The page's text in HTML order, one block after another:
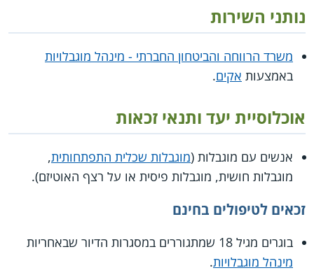
נותני השירות
משרד הרווחה והביטחון החברתי - מינהל מוגבלויות
באמצעות אקים.
אוכלוסיית יעד ותנאי זכאות
אנשים עם מוגבלות (מוגבלות שכלית התפתחותית,
מוגבלות חושית, מוגבלות פיסית או על רצף האוטיזם).
זכאים לטיפולים בחינם
בוגרים מגיל 18 שמתגוררים במסגרות הדיור שבאחריות
מינהל מוגבלויות.